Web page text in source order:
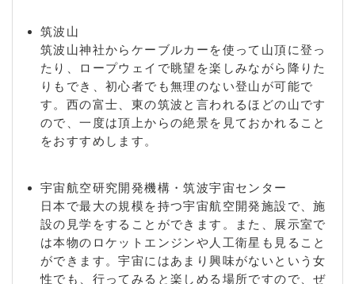
筑波山
筑波山神社からケーブルカーを使って山頂に登っ
たり、ロープウェイで眺望を楽しみながら降りた
りもでき、初心者でも無理のない登山が可能で
す。西の富士、東の筑波と言われるほどの山です
ので、一度は頂上からの絶景を見ておかれること
をおすすめします。
宇宙航空研究開発機構・筑波宇宙センター
日本で最大の規模を持つ宇宙航空開発施設で、施
設の見学をすることができます。また、展示室で
は本物のロケットエンジンや人工衛星も見ること
ができます。宇宙にはあまり興味がないという女
性でも、行ってみると楽しめる場所ですので、ぜ